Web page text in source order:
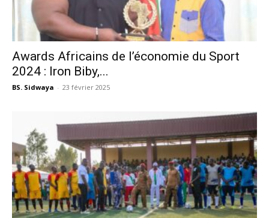
Awards Africains de l’économie du Sport
2024 : Iron Biby,...
BS. Sidwaya - 23 février 2025